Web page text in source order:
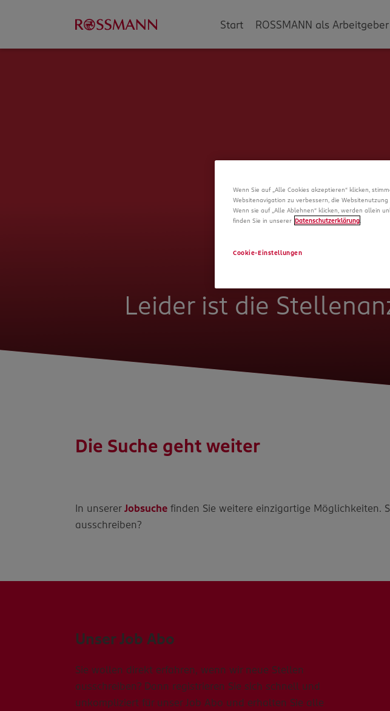
Start ROSSMANN als Arbeitgeber
Leider ist die
Die Suche geht weiter
In unsererJobsuche finden Sie weitere einzigartige Möglichkeiten.
ausschreiben?
Unser Job Abo
Sie wollen direkt erfahren, wenn wir neue Stellen
ausschreiben? Dann registrieren Sie sich schnell und
unkompliziert für unser Job Abo und erhalten Sie alle
Wenn Sie auf „Alle Cookies akzeptieren“ klicken,
Websitenavigation zu verbessern, die
Wenn sie auf „Alle Ablehnen“ klicken, werden allein
finden Sie in unserer Datenschutzerklärung
Cookie-Einstellungen